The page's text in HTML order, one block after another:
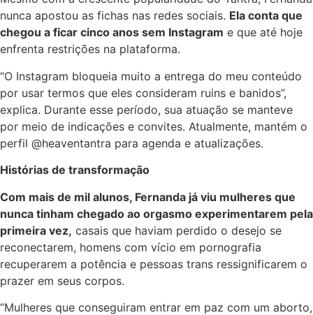
nunca apostou as fichas nas redes sociais. Ela conta que
chegou a ficar cinco anos sem Instagram e que até hoje
enfrenta restrições na plataforma.
“O Instagram bloqueia muito a entrega do meu conteúdo
por usar termos que eles consideram ruins e banidos”,
explica. Durante esse período, sua atuação se manteve
por meio de indicações e convites. Atualmente, mantém o
perfil @heaventantra para agenda e atualizações.
Histórias de transformação
Com mais de mil alunos, Fernanda já viu mulheres que
nunca tinham chegado ao orgasmo experimentarem pela
primeira vez, casais que haviam perdido o desejo se
reconectarem, homens com vício em pornografia
recuperarem a potência e pessoas trans ressignificarem o
prazer em seus corpos.
“Mulheres que conseguiram entrar em paz com um aborto,